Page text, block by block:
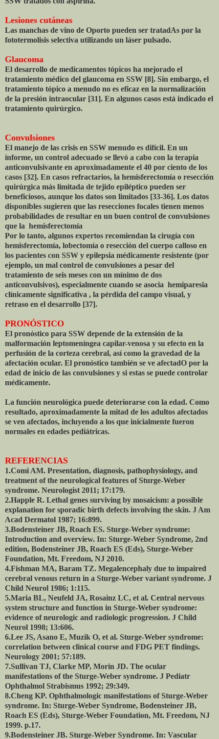
Lesiones cutáneas
Las manchas de vino de Oporto pueden ser tratadAs por la
fototermolisis selectiva utilizando un láser pulsado.
Glaucoma
El desarrollo de medicamentos tópicos ha mejorado el
tratamiento médico del glaucoma en SSW [8]. Sin embargo, el
tratamiento tópico a menudo no es eficaz en la normalización
de la presión intraocular [31]. En algunos casos está indicado el
tratamiento quirúrgico.
Convulsiones
El manejo de las crisis en SSW menudo es difícil. En un
informe, un control adecuado se llevó a cabo con la terapia
anticonvulsivante en aproximadamente el 40 por ciento de los
casos [32]. En casos refractarios, la hemisferectomía o resección
quirúrgica más limitada de tejido epiléptico pueden ser
beneficiosos, aunque los datos son limitados [33-36]. Los datos
disponibles sugieren que las resecciones focales tienen menos
probabilidades de resultar en un buen control de convulsiones
que la hemisferectomía
Por lo tanto, algunos expertos recomiendan la cirugía con
hemisferectomía, lobectomía o resección del cuerpo calloso en
los pacientes con SSW y epilepsia médicamente resistente (por
ejemplo, un mal control de convulsiones a pesar del
tratamiento de seis meses con un mínimo de dos
anticonvulsivos), especialmente cuando se asocia hemiparesia
clínicamente significativa , la pérdida del campo visual, y
retraso en el desarrollo [37].
PRONÓSTICO
El pronóstico para SSW depende de la extensión de la
malformación leptomeníngea capilar-venosa y su efecto en la
perfusión de la corteza cerebral, así como la gravedad de la
afectación ocular. El pronóstico también se ve afectadO por la
edad de inicio de las convulsiones y si estas se puede controlar
médicamente.
La función neurológica puede deteriorarse con la edad. Como
resultado, aproximadamente la mitad de los adultos afectados
se ven afectados, incluyendo a los que inicialmente fueron
normales en edades pediátricas.
REFERENCIAS
1.Comi AM. Presentation, diagnosis, pathophysiology, and
treatment of the neurological features of Sturge-Weber
syndrome. Neurologist 2011; 17:179.
2.Happle R. Lethal genes surviving by mosaicism: a possible
explanation for sporadic birth defects involving the skin. J Am
Acad Dermatol 1987; 16:899.
3.Bodensteiner JB, Roach ES. Sturge-Weber syndrome:
Introduction and overview. In: Sturge-Weber Syndrome, 2nd
edition, Bodensteiner JB, Roach ES (Eds), Sturge-Weber
Foundation, Mt. Freedom, NJ 2010.
4.Fishman MA, Baram TZ. Megalencephaly due to impaired
cerebral venous return in a Sturge-Weber variant syndrome. J
Child Neurol 1986; 1:115.
5.Maria BL, Neufeld JA, Rosainz LC, et al. Central nervous
system structure and function in Sturge-Weber syndrome:
evidence of neurologic and radiologic progression. J Child
Neurol 1998; 13:606.
6.Lee JS, Asano E, Muzik O, et al. Sturge-Weber syndrome:
correlation between clinical course and FDG PET findings.
Neurology 2001; 57:189.
7.Sullivan TJ, Clarke MP, Morin JD. The ocular
manifestations of the Sturge-Weber syndrome. J Pediatr
Ophthalmol Strabismus 1992; 29:349.
8.Cheng KP. Ophthalmologic manifestations of Sturge-Weber
syndrome. In: Sturge-Weber Syndrome, Bodensteiner JB,
Roach ES (Eds), Sturge-Weber Foundation, Mt. Freedom, NJ
1999. p.17.
9.Bodensteiner JB. Sturge-Weber Syndrome. In: Vascular